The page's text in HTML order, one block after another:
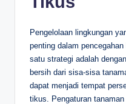
Pengelolaan lingkungan
penting dalam
satu strategi adalah
bersih dari sisa-sisa
dapat menjadi tempat
tikus. Pengaturan